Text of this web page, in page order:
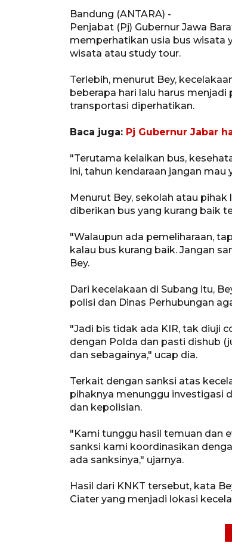
Bandung (ANTARA) -
Penjabat (Pj) Gubernur Jawa
memperhatikan usia bus wisata
wisata atau study tour.
Terlebih, menurut Bey,
beberapa hari lalu harus
transportasi diperhatikan.
Baca juga: Pj Gubernur Jabar
"Terutama kelaikan bus,
ini, tahun kendaraan jangan mau
Menurut Bey, sekolah atau
diberikan bus yang kurang baik
"Walaupun ada pemeliharaan,
kalau bus kurang baik. Jangan
Bey.
Dari kecelakaan di Subang itu,
polisi dan Dinas Perhubungan
"Jadi bis tidak ada KIR, tak diuji
dengan Polda dan pasti dishub
dan sebagainya," ucap dia.
Terkait dengan sanksi atas
pihaknya menunggu investigasi
dan kepolisian.
"Kami tunggu hasil temuan dan
sanksi kami koordinasikan
ada sanksinya," ujarnya.
Hasil dari KNKT tersebut, kata
Ciater yang menjadi lokasi